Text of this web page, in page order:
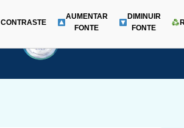
Menu
CONTRASTE
AUMENTAR
FONTE
DIMINUIR
FONTE